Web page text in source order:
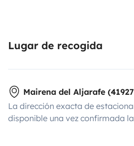
Lugar de recogida
Mairena del Aljarafe
La dirección exacta de
disponible una vez confirmada